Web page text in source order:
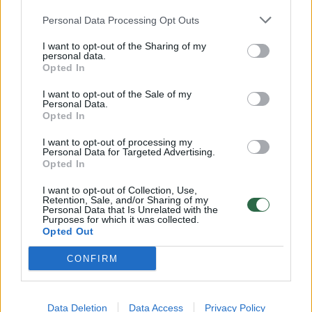
Personal Data Processing Opt Outs
I want to opt-out of the Sharing of my
personal data.
Opted In
I want to opt-out of the Sale of my
Personal Data.
Opted In
I want to opt-out of processing my
Personal Data for Targeted Advertising.
Opted In
I want to opt-out of Collection, Use,
Retention, Sale, and/or Sharing of my
Personal Data that Is Unrelated with the
Purposes for which it was collected.
Opted Out
CONFIRM
Data Deletion Data Access Privacy Policy
Žinios
00:15:54
V. Zalužno pasisakymą laiko bandymu įsitvirtinti
Laidos | Nauja diena
00:00:57
Sinoptikai atsakė, kokiais orais užbaigsime darbo
savaitę: karščiai atsitrauks
Žinios | Orai